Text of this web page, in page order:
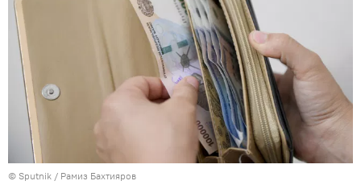
© Sputnik / Рамиз Бахтияров